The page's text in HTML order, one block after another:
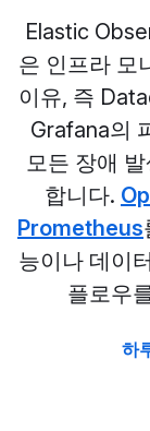
Elastic
은 인프라 모
이유, 즉
Grafana의
모든 장애
합니다.
Prometheus
능이나 데이
플로우
하